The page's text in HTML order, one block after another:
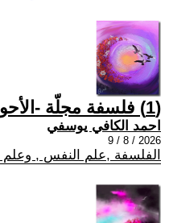
(1) فلسفة مجلّة -الأحوال الشخصيّة-
احمد الكافي يوسفي
2026 / 8 / 9
الفلسفة ,علم النفس , وعلم